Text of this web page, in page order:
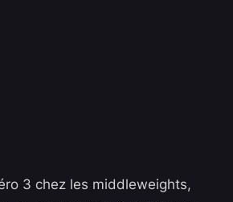
3 chez les middleweights,